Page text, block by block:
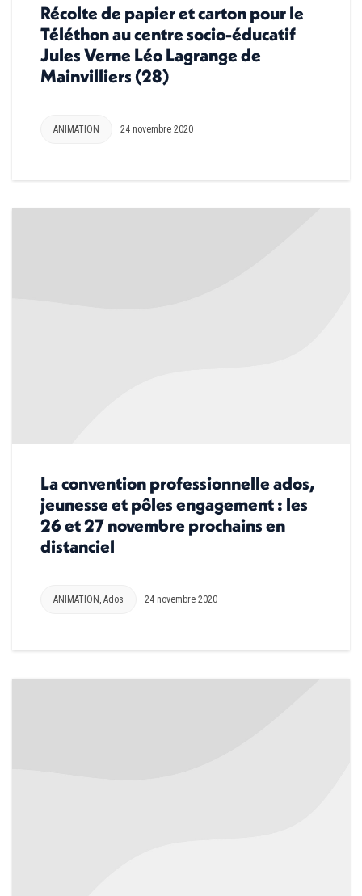
Récolte de papier et carton pour le
Téléthon au centre socio-éducatif
Jules Verne Léo Lagrange de
Mainvilliers (28)
ANIMATION 24 novembre 2020
La convention professionnelle ados,
jeunesse et pôles engagement : les
26 et 27 novembre prochains en
distanciel
ANIMATION , Ados 24 novembre 2020